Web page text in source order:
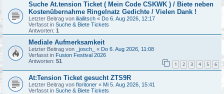
Suche At.tension Ticket ( Mein Code CSKWK ) / Biete neben
Kostenübernahme Ringelnatz Gedichte / Vielen Dank !
Letzter Beitrag von iliailitsch « Do 6. Aug 2026, 12:17
Verfasst in Suche & Biete Tickets
Antworten: 1
Mediale Aufmerksamkeit
Letzter Beitrag von _josch_ « Do 6. Aug 2026, 11:08
Verfasst in Fusion Festival 2026
Antworten: 51 1 2 3 4 5 6
At:Tension Ticket gesucht ZTS9R
Letzter Beitrag von floritoner « Mi 5. Aug 2026, 15:41
Verfasst in Suche & Biete Tickets